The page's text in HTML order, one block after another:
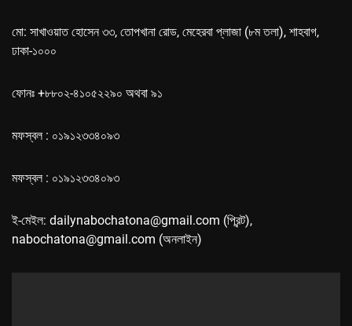
মো: সাখাওয়াত হোসেন ৩৩, তোপখানা রোড, মেহেরবা প্লাজা (৮ম তলা), শাহবাগ,
ঢাকা-১০০০
ফোনঃ +৮৮০২-৪১০৫২২৯০ অথবা ৯১
মফস্বল : ০১৯১২৩৩৪০৯৩
মফস্বল : ০১৯১২৩৩৪০৯৩
ই-মেইল: dailynabochatona@gmail.com (প্রিন্ট),
nabochatona@gmail.com (অনলাইন)